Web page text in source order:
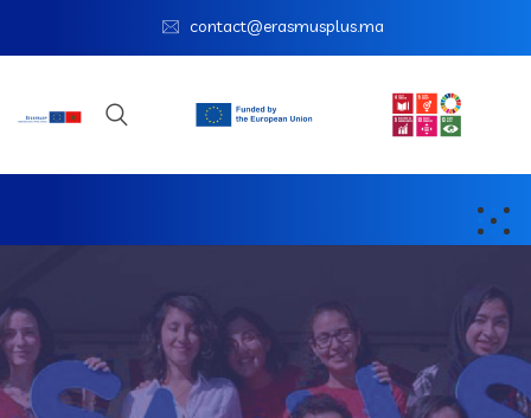
contact@erasmusplus.ma